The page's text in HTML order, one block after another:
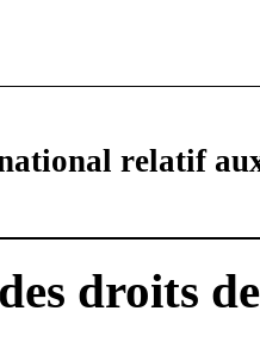
relatif
droits